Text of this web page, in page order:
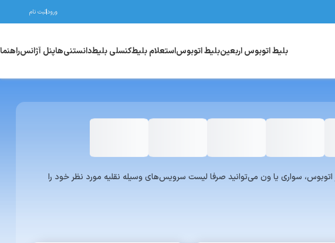
ورودثبت نام
بلیط اتوبوس اربعینبلیط اتوبوساستعلام بلیطکنسلی بلیطدانستنی‌هاپنل آژانسراهنما
انتخاب فیلتر اتوبوس، سواری یا ون می‌توانید صرفا لیست سرویس‌های وسیله نقلیه مورد نظر خود را